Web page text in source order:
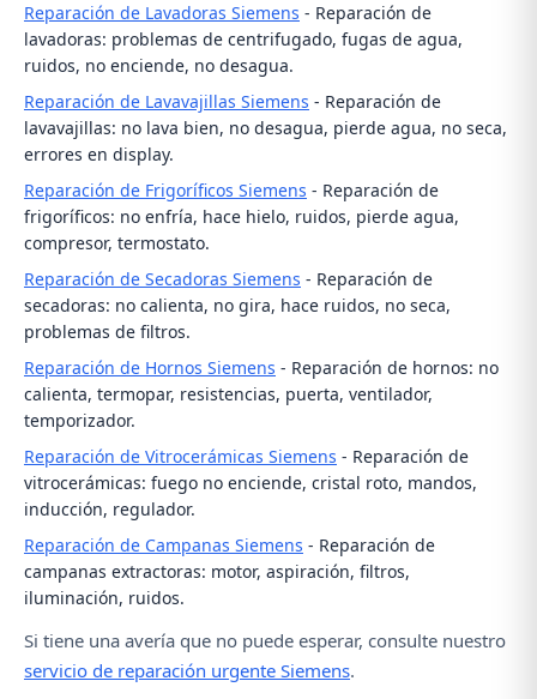
Reparación de Lavadoras Siemens - Reparación de
lavadoras: problemas de centrifugado, fugas de agua,
ruidos, no enciende, no desagua.
Reparación de Lavavajillas Siemens - Reparación de
lavavajillas: no lava bien, no desagua, pierde agua, no seca,
errores en display.
Reparación de Frigoríficos Siemens - Reparación de
frigoríficos: no enfría, hace hielo, ruidos, pierde agua,
compresor, termostato.
Reparación de Secadoras Siemens - Reparación de
secadoras: no calienta, no gira, hace ruidos, no seca,
problemas de filtros.
Reparación de Hornos Siemens - Reparación de hornos: no
calienta, termopar, resistencias, puerta, ventilador,
temporizador.
Reparación de Vitrocerámicas Siemens - Reparación de
vitrocerámicas: fuego no enciende, cristal roto, mandos,
inducción, regulador.
Reparación de Campanas Siemens - Reparación de
campanas extractoras: motor, aspiración, filtros,
iluminación, ruidos.
Si tiene una avería que no puede esperar, consulte nuestro
servicio de reparación urgente Siemens.